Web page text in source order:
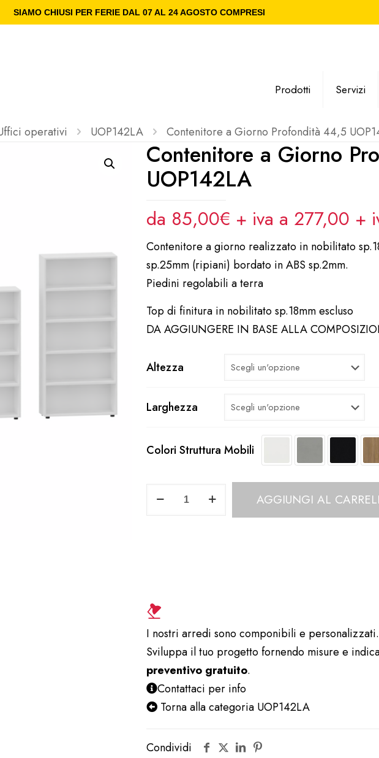
SIAMO CHIUSI PER FERIE DAL 07 AL 24 AGOSTO COMPRESI
Prodotti Servizi
operativi UOP142LA Contenitore a Giorno Profondità 44,5
Contenitore a Giorno
UOP142LA
da 85,00€ + iva a 277,00 +
Contenitore a giorno realizzato in nobilitato
sp.25mm (ripiani) bordato in ABS sp.2mm.
Piedini regolabili a terra
Top di finitura in nobilitato sp.18mm escluso
DA AGGIUNGERE IN BASE ALLA
Altezza
Larghezza
Colori Struttura Mobili
Contenitore
quantità
AGGIUNGI AL
I nostri arredi sono componibili e personalizzati.
Sviluppa il tuo progetto fornendo misure e
preventivo gratuito.
Contattaci per info
Torna alla categoria UOP142LA
Condividi